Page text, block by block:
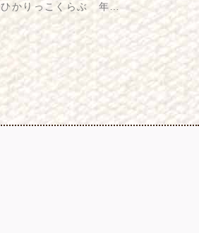
ひかりっこくらぶ 年…